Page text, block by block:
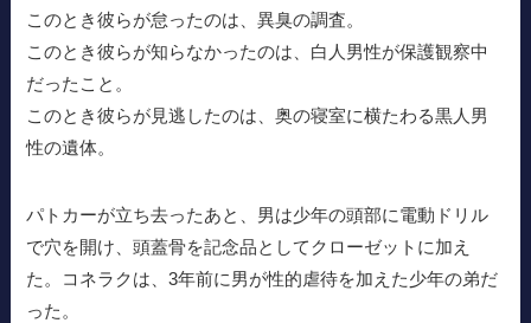
このとき彼らが怠ったのは、異臭の調査。
このとき彼らが知らなかったのは、白人男性が保護観察中
だったこと。
このとき彼らが見逃したのは、奥の寝室に横たわる黒人男
性の遺体。
パトカーが立ち去ったあと、男は少年の頭部に電動ドリル
で穴を開け、頭蓋骨を記念品としてクローゼットに加え
た。コネラクは、3年前に男が性的虐待を加えた少年の弟だ
った。